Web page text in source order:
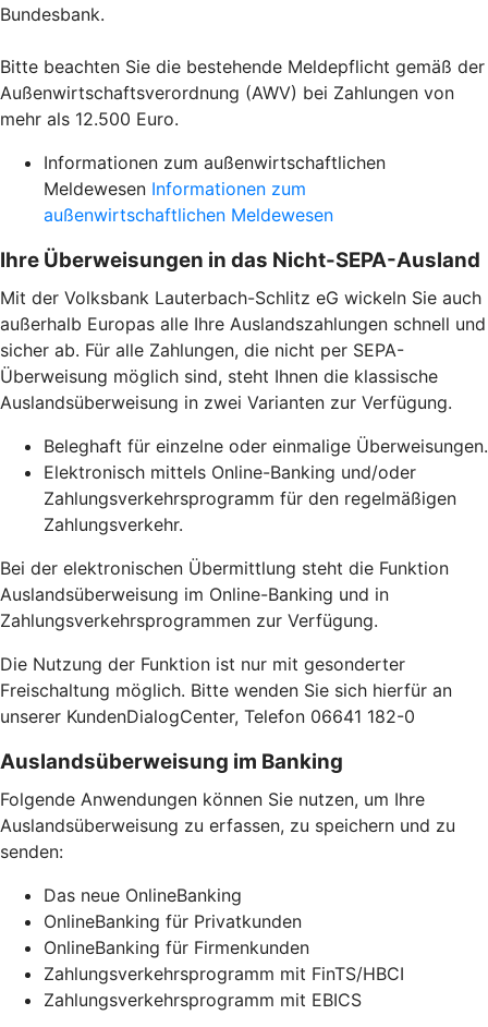
Bundesbank.
Bitte beachten Sie die bestehende Meldepflicht gemäß der
Außenwirtschaftsverordnung (AWV) bei Zahlungen von
mehr als 12.500 Euro.
Informationen zum außenwirtschaftlichen
Meldewesen Informationen zum
außenwirtschaftlichen Meldewesen
Ihre Überweisungen in das Nicht-SEPA-Ausland
Mit der Volksbank Lauterbach-Schlitz eG wickeln Sie auch
außerhalb Europas alle Ihre Auslandszahlungen schnell und
sicher ab. Für alle Zahlungen, die nicht per SEPA-
Überweisung möglich sind, steht Ihnen die klassische
Auslandsüberweisung in zwei Varianten zur Verfügung.
Beleghaft für einzelne oder einmalige Überweisungen.
Elektronisch mittels Online-Banking und/oder
Zahlungsverkehrsprogramm für den regelmäßigen
Zahlungsverkehr.
Bei der elektronischen Übermittlung steht die Funktion
Auslandsüberweisung im Online-Banking und in
Zahlungsverkehrsprogrammen zur Verfügung.
Die Nutzung der Funktion ist nur mit gesonderter
Freischaltung möglich. Bitte wenden Sie sich hierfür an
unserer KundenDialogCenter, Telefon 06641 182-0
Auslandsüberweisung im Banking
Folgende Anwendungen können Sie nutzen, um Ihre
Auslandsüberweisung zu erfassen, zu speichern und zu
senden:
Das neue OnlineBanking
OnlineBanking für Privatkunden
OnlineBanking für Firmenkunden
Zahlungsverkehrsprogramm mit FinTS/HBCI
Zahlungsverkehrsprogramm mit EBICS